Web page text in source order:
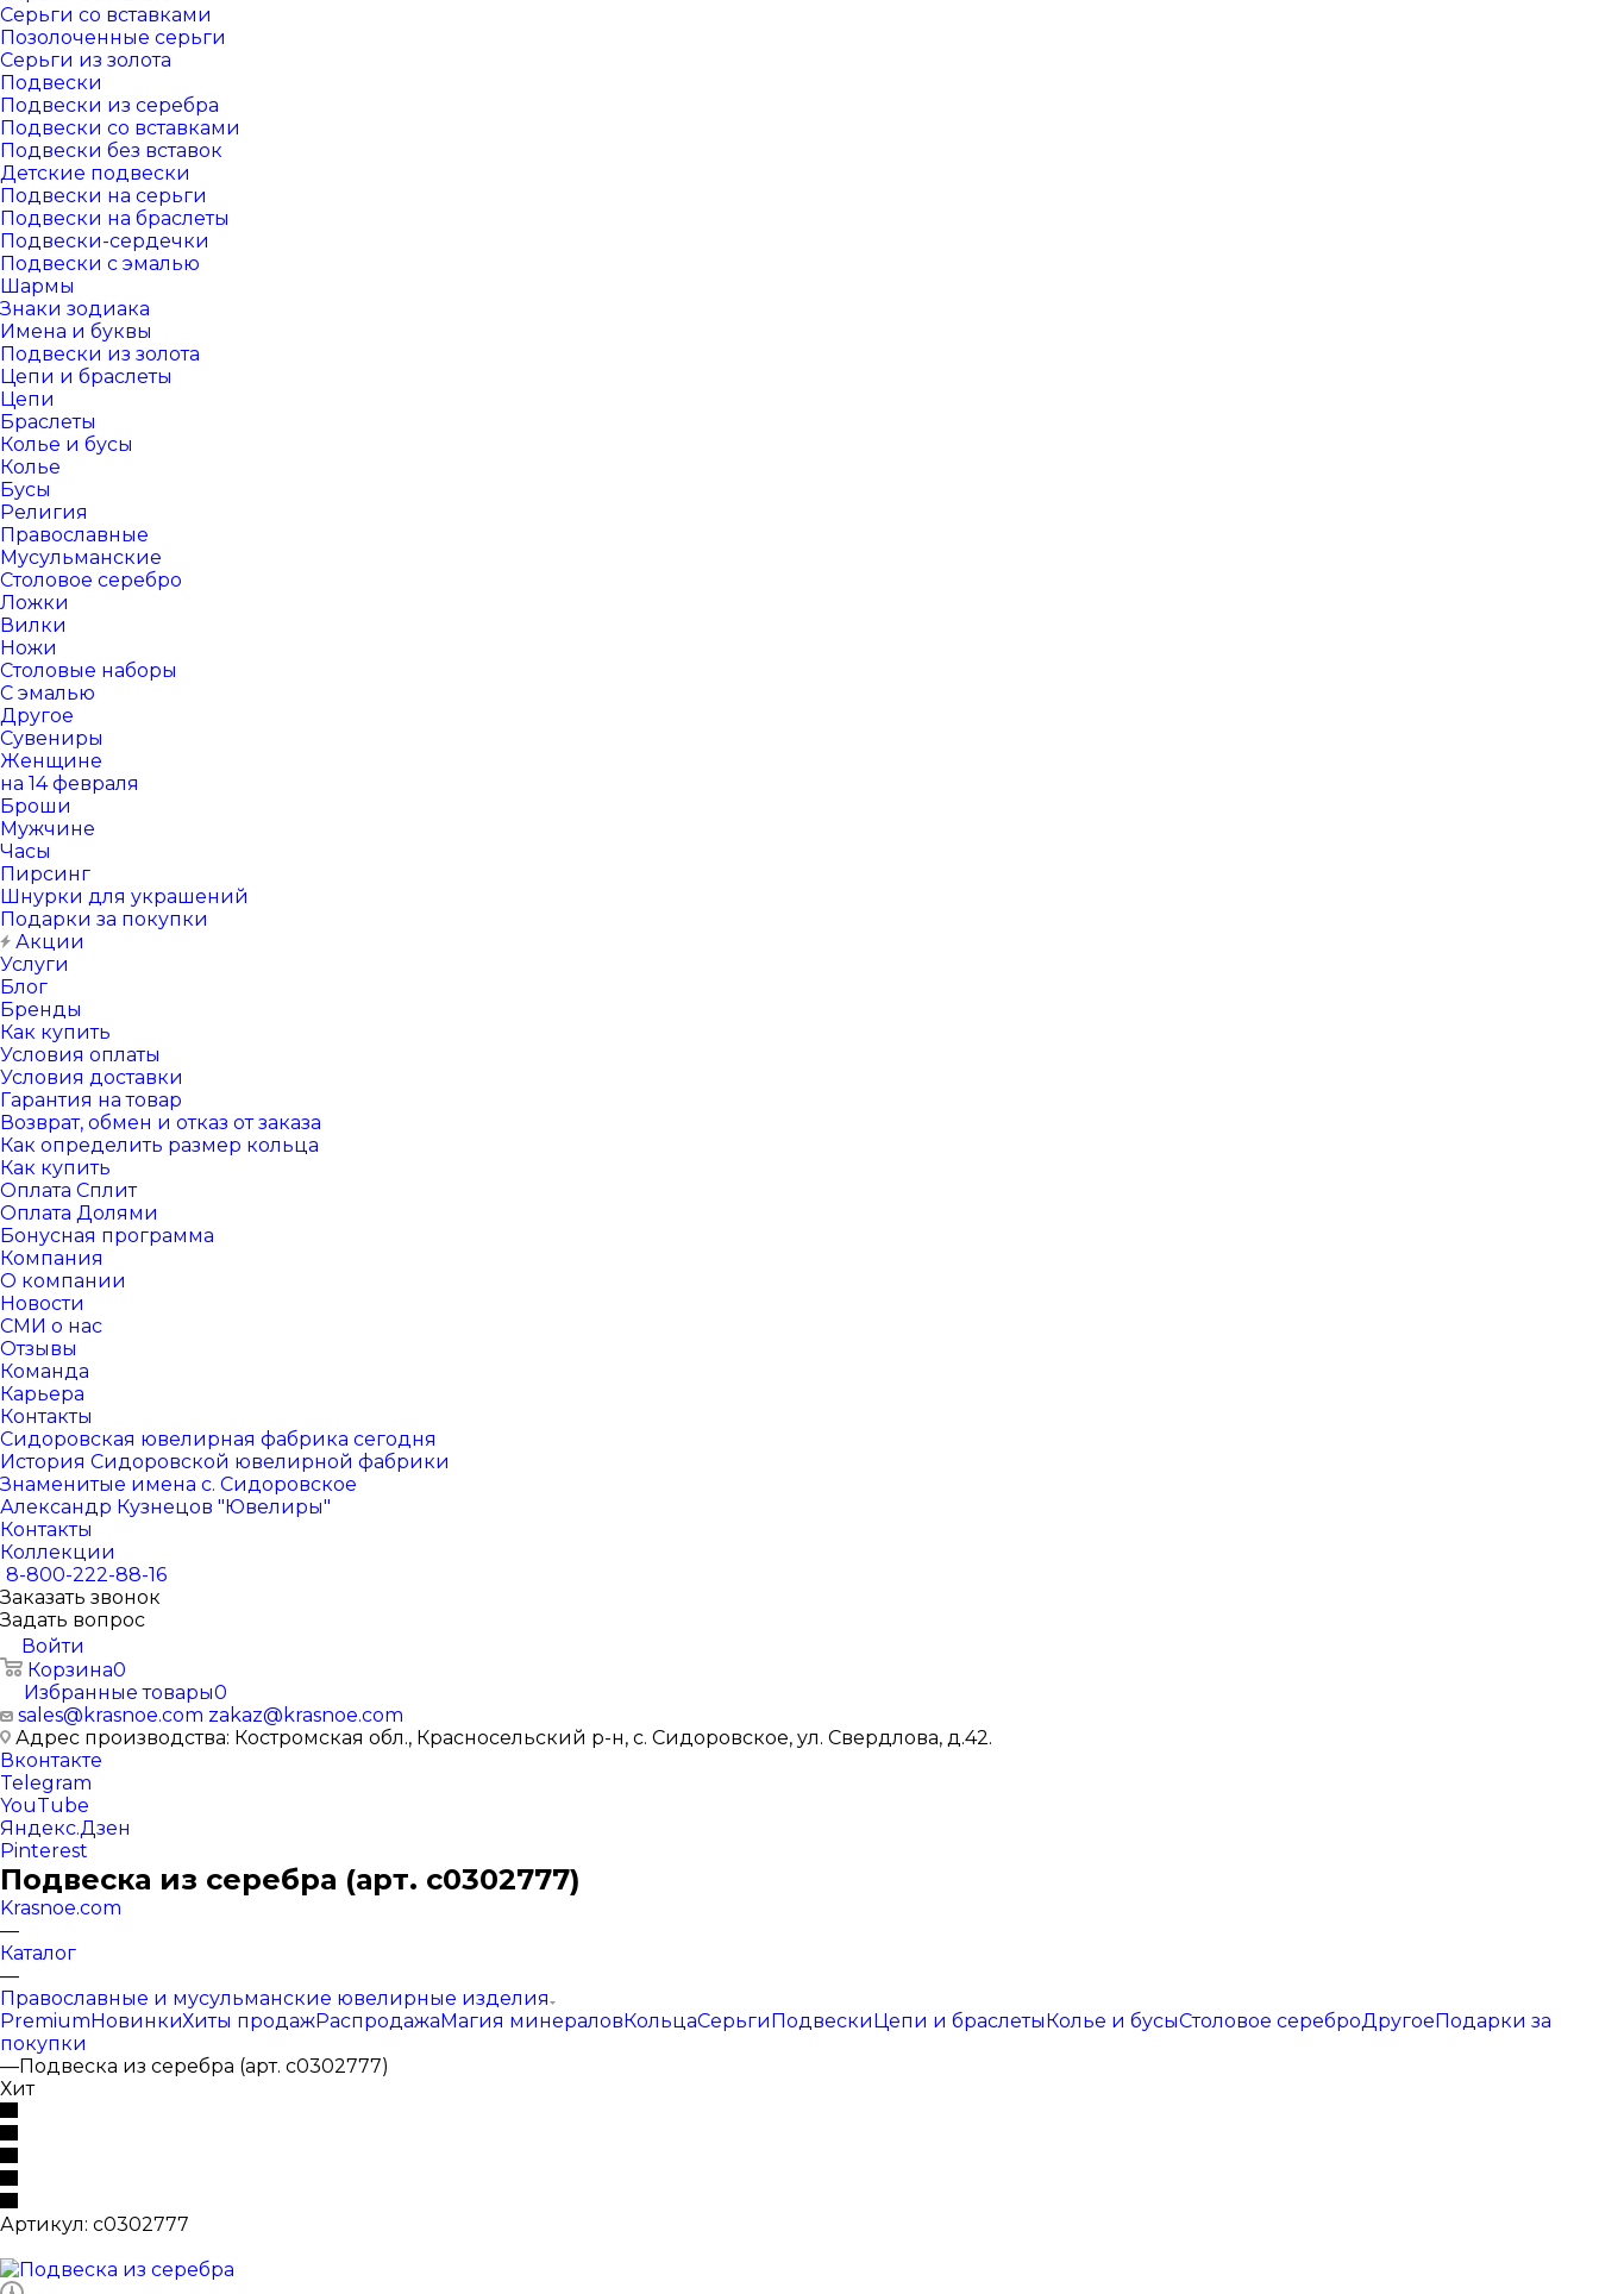
Серьги со вставками
Позолоченные серьги
Серьги из золота
Подвески
Подвески из серебра
Подвески со вставками
Подвески без вставок
Детские подвески
Подвески на серьги
Подвески на браслеты
Подвески-сердечки
Подвески с эмалью
Шармы
Знаки зодиака
Имена и буквы
Подвески из золота
Цепи и браслеты
Цепи
Браслеты
Колье и бусы
Колье
Бусы
Религия
Православные
Мусульманские
Столовое серебро
Ложки
Вилки
Ножи
Столовые наборы
С эмалью
Другое
Сувениры
Женщине
на 14 февраля
Броши
Мужчине
Часы
Пирсинг
Шнурки для украшений
Подарки за покупки
Акции
Услуги
Блог
Бренды
Как купить
Условия оплаты
Условия доставки
Гарантия на товар
Возврат, обмен и отказ от заказа
Как определить размер кольца
Как купить
Оплата Сплит
Оплата Долями
Бонусная программа
Компания
О компании
Новости
СМИ о нас
Отзывы
Команда
Карьера
Контакты
Сидоровская ювелирная фабрика сегодня
История Сидоровской ювелирной фабрики
Знаменитые имена с. Сидоровское
Александр Кузнецов "Ювелиры"
Контакты
Коллекции
8-800-222-88-16
Заказать звонок
Задать вопрос
Войти
Корзина0
Избранные товары0
sales@krasnoe.com zakaz@krasnoe.com
Адрес производства: Костромская обл., Красносельский р-н, с. Сидоровское, ул. Свердлова, д.42.
Вконтакте
Telegram
YouTube
Яндекс.Дзен
Pinterest
Подвеска из серебра (арт. с0302777)
Krasnoe.com
—
Каталог
—
Православные и мусульманские ювелирные изделия
PremiumНовинкиХиты продажРаспродажаМагия минераловКольцаСерьгиПодвескиЦепи и браслетыКолье и бусыСтоловое сереброДругоеПодарки за
покупки
—Подвеска из серебра (арт. с0302777)
Хит
Артикул: с0302777